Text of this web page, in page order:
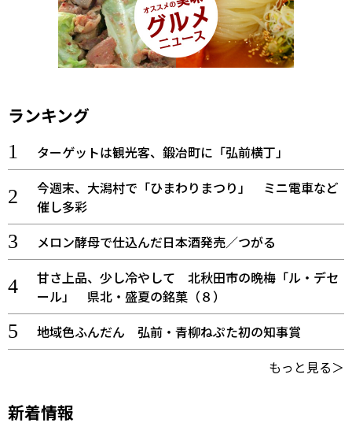
ランキング
ターゲットは観光客、鍛冶町に「弘前横丁」
今週末、大潟村で「ひまわりまつり」 ミニ電車など
催し多彩
メロン酵母で仕込んだ日本酒発売／つがる
甘さ上品、少し冷やして 北秋田市の晩梅「ル・デセ
ール」 県北・盛夏の銘菓（８）
地域色ふんだん 弘前・青柳ねぷた初の知事賞
もっと見る＞
新着情報